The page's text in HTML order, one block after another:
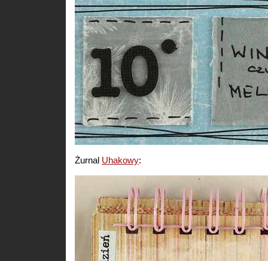
Żurnal Uhakowy: